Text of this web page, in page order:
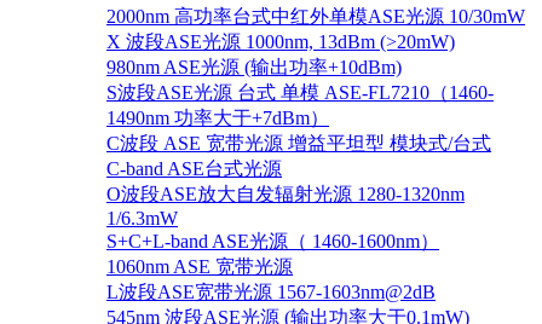
2000nm 高功率台式中红外单模ASE光源 10/30mW
X 波段ASE光源 1000nm, 13dBm (>20mW)
980nm ASE光源 (输出功率+10dBm)
S波段ASE光源 台式 单模 ASE-FL7210（1460-
1490nm 功率大于+7dBm）
C波段 ASE 宽带光源 增益平坦型 模块式/台式
C-band ASE台式光源
O波段ASE放大自发辐射光源 1280-1320nm
1/6.3mW
S+C+L-band ASE光源（ 1460-1600nm）
1060nm ASE 宽带光源
L波段ASE宽带光源 1567-1603nm@2dB
545nm 波段ASE光源 (输出功率大于0.1mW)